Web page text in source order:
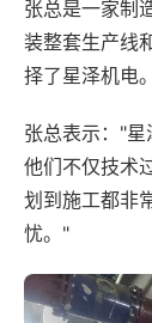
张总是一家制
装整套生产线
择了星泽机电。
张总表示："星
他们不仅技术
划到施工都非
忧。"